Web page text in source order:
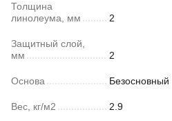
Толщина
линолеума, мм
2
Защитный слой,
мм
2
Основа Безосновный
Вес, кг/м2 2.9